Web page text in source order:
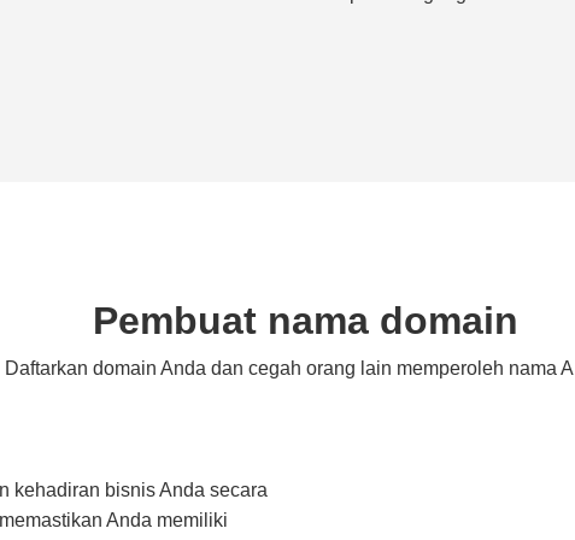
Pembuat nama domain
Daftarkan domain Anda dan cegah orang lain memperoleh nama
kehadiran bisnis Anda secara
Anda memiliki